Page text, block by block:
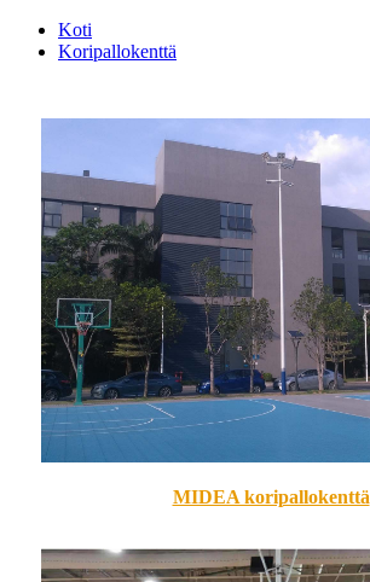
Koti
Koripallokenttä
MIDEA koripallokenttä